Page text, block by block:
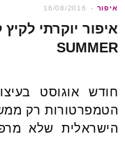
איפור 16/08/2016
SUMMER
חודש אוגוסט
הטמפרטורות רק
הישראלית שלא